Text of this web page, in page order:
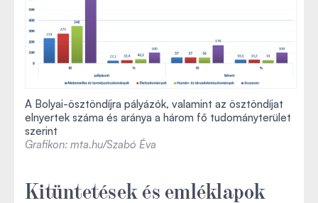
A Bolyai-ösztöndíjra pályázók, valamint az ösztöndíjat
elnyertek száma és aránya a három fő tudományterület
szerint
Grafikon: mta.hu/Szabó Éva
Kitüntetések és emléklapok